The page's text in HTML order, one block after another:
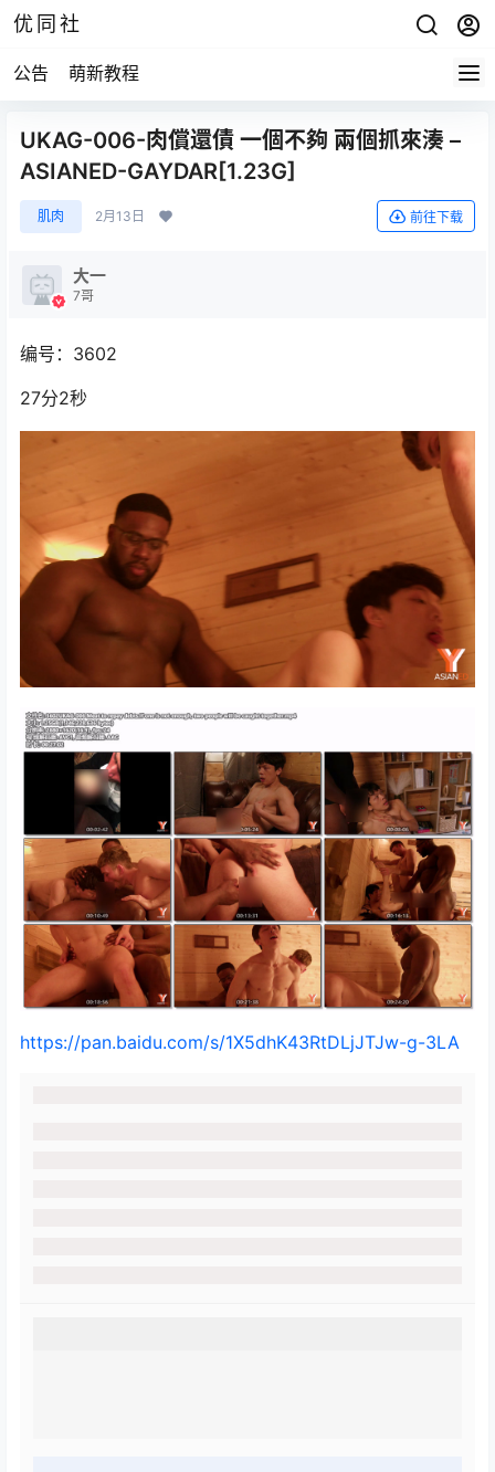
优同社
公告 萌新教程
UKAG-006-肉償還債 一個不夠 兩個抓來湊 –
ASIANED-GAYDAR[1.23G]
肌肉 2月13日 前往下载
大一
7哥
编号：3602
27分2秒
https://pan.baidu.com/s/1X5dhK43RtDLjJTJw-g-3LA